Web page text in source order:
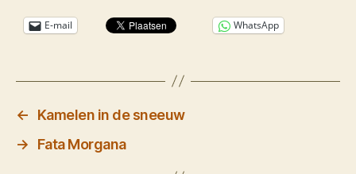
E-mail WhatsApp
←
Kamelen in de sneeuw
→
Fata Morgana